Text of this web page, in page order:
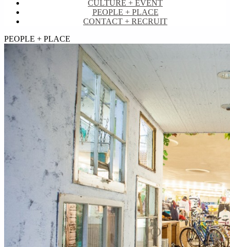
CULTURE + EVENT
PEOPLE + PLACE
CONTACT + RECRUIT
займ на карту онлайн без отказа
PEOPLE + PLACE